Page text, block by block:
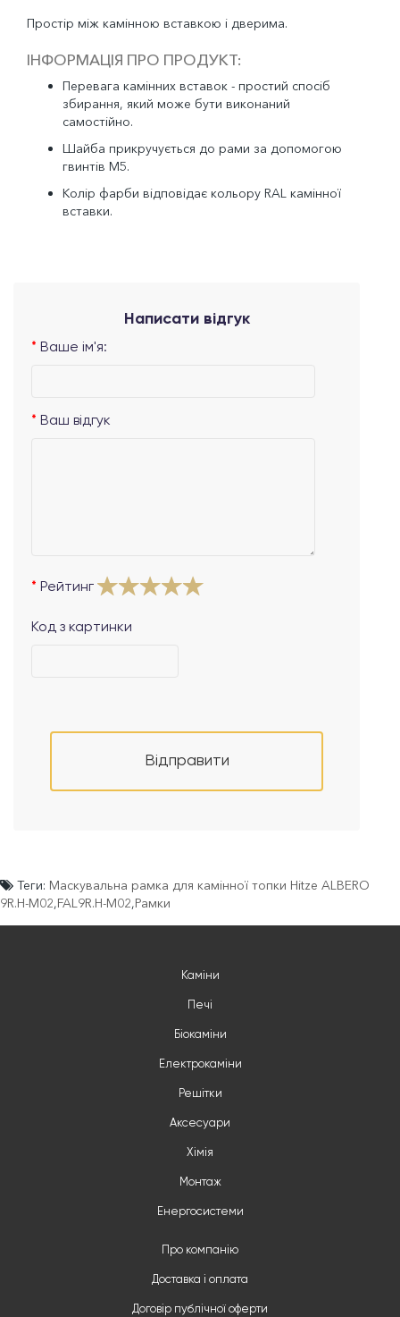
Простір між камінною вставкою і дверима.
ІНФОРМАЦІЯ ПРО ПРОДУКТ:
Перевага камінних вставок - простий спосіб
збирання, який може бути виконаний
самостійно.
Шайба прикручується до рами за допомогою
гвинтів M5.
Колір фарби відповідає кольору RAL камінної
вставки.
Написати відгук
Ваше ім'я:
Ваш відгук
Рейтинг
Код з картинки
Відправити
Теги: Маскувальна рамка для камінної топки Hitze ALBERO
9R.H-М02,FAL9R.H-М02,Рамки
Каміни
Печі
Біокаміни
Електрокаміни
Решітки
Аксесуари
Хімія
Монтаж
Енергосистеми
Про компанію
Доставка і оплата
Договір публічної оферти